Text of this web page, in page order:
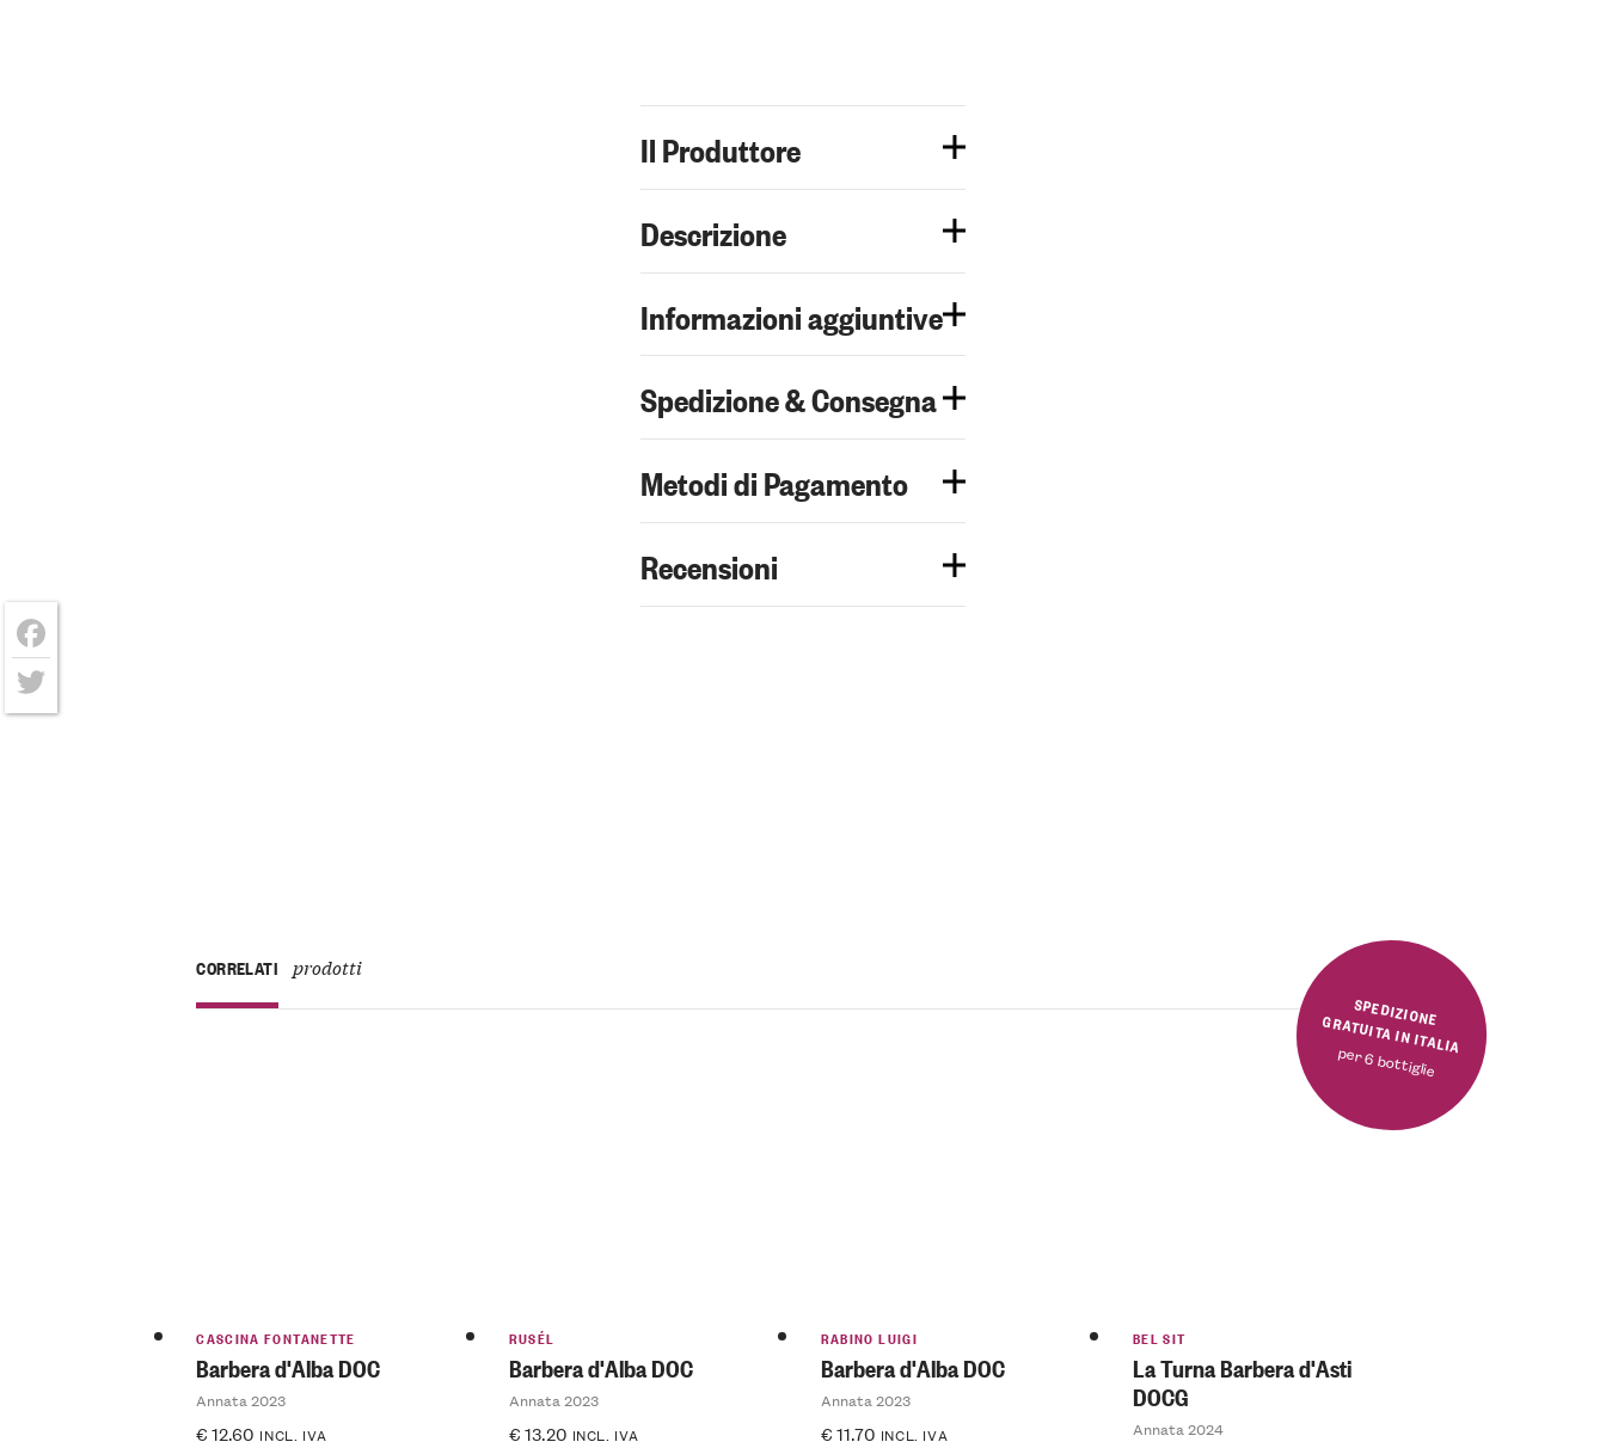
Il Produttore
Descrizione
Informazioni aggiuntive
Spedizione & Consegna
Metodi di Pagamento
Recensioni
SPEDIZIONE GRATUITA IN ITALIA
per 6 bottiglie
CORRELATI prodotti
CASCINA FONTANETTE
Barbera d'Alba DOC
Annata 2023
€12.60 INCL. IVA
RUSÉL
Barbera d'Alba DOC
Annata 2023
€13.20 INCL. IVA
RABINO LUIGI
Barbera d'Alba DOC
Annata 2023
€11.70 INCL. IVA
BEL SIT
La Turna Barbera d'Asti
DOCG
Annata 2024
Facebook
Twitter